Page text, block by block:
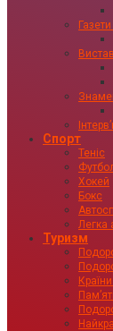
Спорт
Теніс
Хокей
Бокс
Легка
Туризм